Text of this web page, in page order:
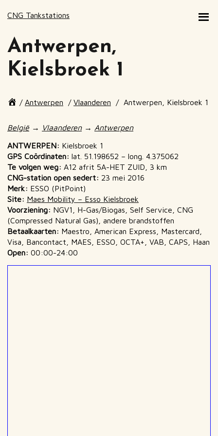
CNG Tankstations
Antwerpen,
Kielsbroek 1
Page
/ Antwerpen / Vlaanderen / Antwerpen, Kielsbroek 1
of
page
breadcrumbs
België → Vlaanderen→ Antwerpen
ANTWERPEN: Kielsbroek 1
GPS Coördinaten: lat. 51.198652 – long. 4.375062
Te volgen weg: A12 afrit 5A-HET ZUID, 3 km
CNG-station open sedert: 23 mei 2016
Merk: ESSO (PitPoint)
Site: Maes Mobility – Esso Kielsbroek
Voorziening: NGV1, H-Gas/Biogas, Self Service, CNG
(Compressed Natural Gas), andere brandstoffen
Betaalkaarten: Maestro, American Express, Mastercard,
Visa, Bancontact, MAES, ESSO, OCTA+, VAB, CAPS, Haan
Open: 00:00-24:00